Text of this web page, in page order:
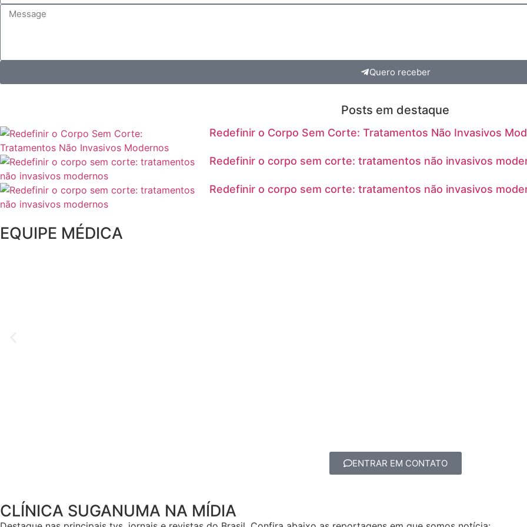
Quero receber
Posts em destaque
Redefinir o Corpo Sem Corte: Tratamentos Não Invasivos
Redefinir o corpo sem corte: tratamentos não invasivos
Redefinir o corpo sem corte: tratamentos não invasivos
EQUIPE MÉDICA
ENTRAR EM CONTATO
CLÍNICA SUGANUMA NA MÍDIA